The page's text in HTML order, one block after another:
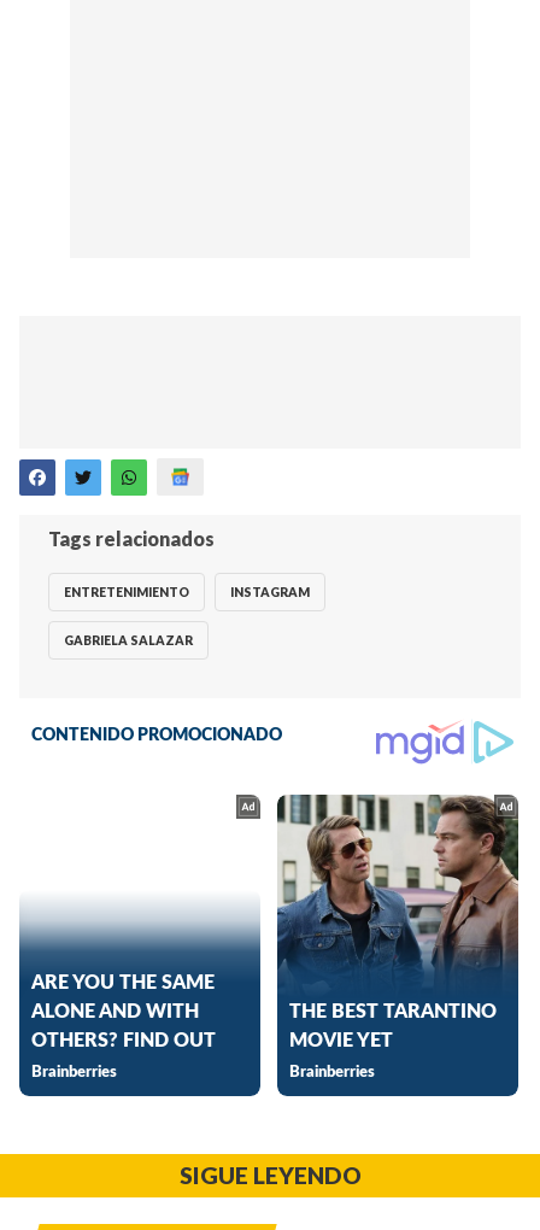
Tags relacionados
ENTRETENIMIENTO INSTAGRAM
GABRIELA SALAZAR
SIGUE LEYENDO